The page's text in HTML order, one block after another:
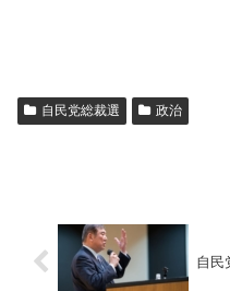
自民党総裁選 政治
自民